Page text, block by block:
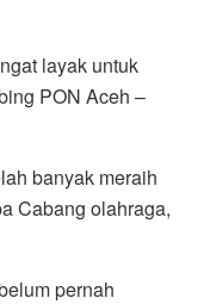
layak untuk
PON Aceh –
banyak meraih
Cabang olahraga,
pernah